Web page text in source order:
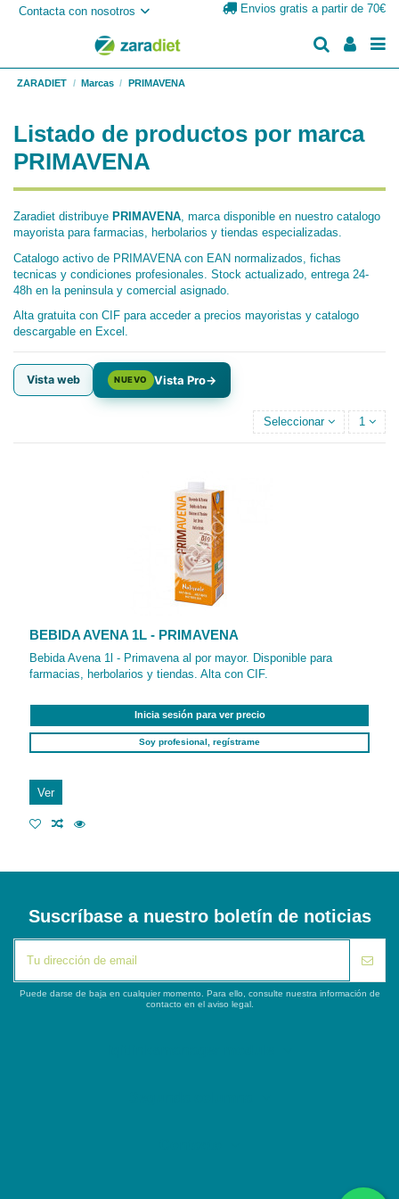
Contacta con nosotros Envios gratis a partir de 70€
ZARADIET Marcas PRIMAVENA
Listado de productos por marca
PRIMAVENA
Zaradiet distribuye PRIMAVENA, marca disponible en nuestro catalogo
mayorista para farmacias, herbolarios y tiendas especializadas.
Catalogo activo de PRIMAVENA con EAN normalizados, fichas
tecnicas y condiciones profesionales. Stock actualizado, entrega 24-
48h en la peninsula y comercial asignado.
Alta gratuita con CIF para acceder a precios mayoristas y catalogo
descargable en Excel.
Vista web NUEVO Vista Pro→
Seleccionar 1
BEBIDA AVENA 1L - PRIMAVENA
Bebida Avena 1l - Primavena al por mayor. Disponible para
farmacias, herbolarios y tiendas. Alta con CIF.
Inicia sesión para ver precio
Soy profesional, regístrame
Ver
Suscríbase a nuestro boletín de noticias
Puede darse de baja en cualquier momento. Para ello, consulte nuestra información de
contacto en el aviso legal.